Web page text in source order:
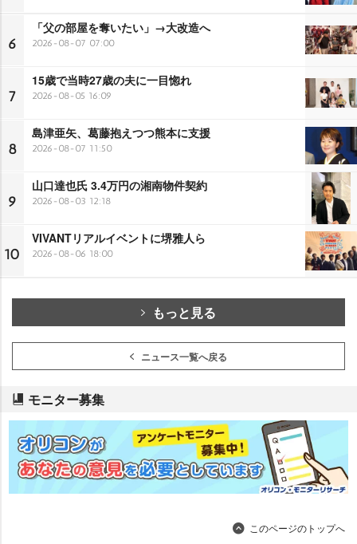
6
「父の部屋を奪いたい」→大改造へ
2026-08-07 07:00
7
15歳で当時27歳の夫に一目惚れ
2026-08-05 16:09
8
島津亜矢、葛藤抱えつつ熊本に支援
2026-08-07 11:50
9
山口達也氏 3.4万円の湘南物件契約
2026-08-03 12:18
10
VIVANTリアルイベントに堺雅人ら
2026-08-06 18:00
もっと見る
ニュース一覧へ戻る
モニター募集
このページのトップへ